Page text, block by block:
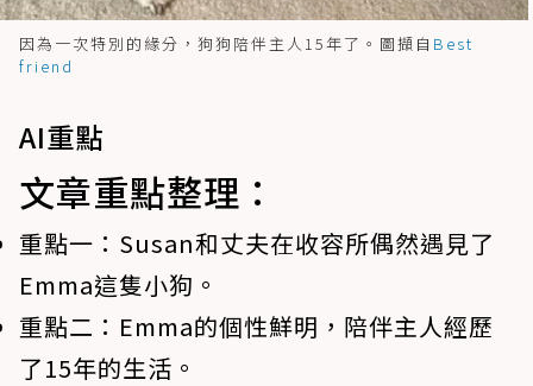
因為一次特別的緣分，狗狗陪伴主人15年了。圖擷自 Best
friend
AI重點
文章重點整理：
重點一： Susan和丈夫在收容所偶然遇見了
Emma這隻小狗。
重點二： Emma的個性鮮明，陪伴主人經歷
了15年的生活。